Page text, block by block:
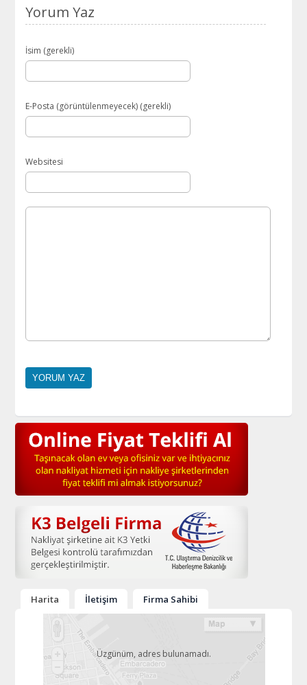
Yorum Yaz
İsim (gerekli)
E-Posta (görüntülenmeyecek) (gerekli)
Websitesi
Harita İletişim Firma Sahibi
Üzgünüm, adres bulunamadı.